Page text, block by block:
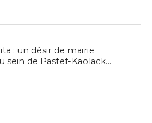
: un désir de mairie
sein de Pastef-Kaolack...